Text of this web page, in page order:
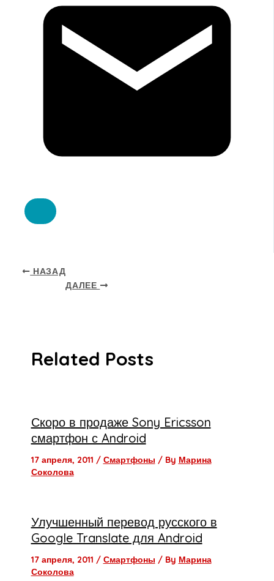
НАЗАД
ДАЛЕЕ
Related Posts
Скоро в продаже Sony Ericsson
смартфон с Android
17 апреля, 2011 / Смартфоны / By Марина
Соколова
Улучшенный перевод русского в
Google Translate для Android
17 апреля, 2011 / Смартфоны / By Марина
Соколова